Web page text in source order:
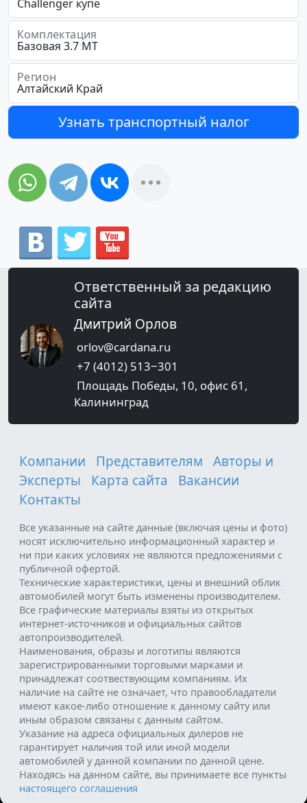
Комплектация
Регион
Ответственный за редакцию
сайта
Дмитрий Орлов
orlov@cardana.ru
+7 (4012) 513‒301
Площадь Победы, 10, офис 61,
Калининград
Компании Представителям
Авторы и
Эксперты
Карта сайта
Вакансии
Контакты
Все указанные на сайте данные (включая цены и фото)
носят исключительно информационный характер и
ни при каких условиях не являются предложениями с
публичной офертой.
Технические характеристики, цены и внешний облик
автомобилей могут быть изменены производителем.
Все графические материалы взяты из открытых
интернет-источников и официальных сайтов
автопроизводителей.
Наименования, образы и логотипы являются
зарегистрированными торговыми марками и
принадлежат соотвествующим компаниям. Их
наличие на сайте не означает, что правообладатели
имеют какое-либо отношение к данному сайту или
иным образом связаны с данным сайтом.
Указание на адреса официальных дилеров не
гарантирует наличия той или иной модели
автомобилей у данной компании по данной цене.
Находясь на данном сайте, вы принимаете все пункты
настоящего соглашения